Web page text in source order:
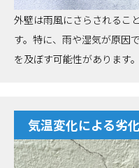
外壁は雨風にさらされるこ
す。特に、雨や湿気が原因
を及ぼす可能性があります。
気温変化による劣化